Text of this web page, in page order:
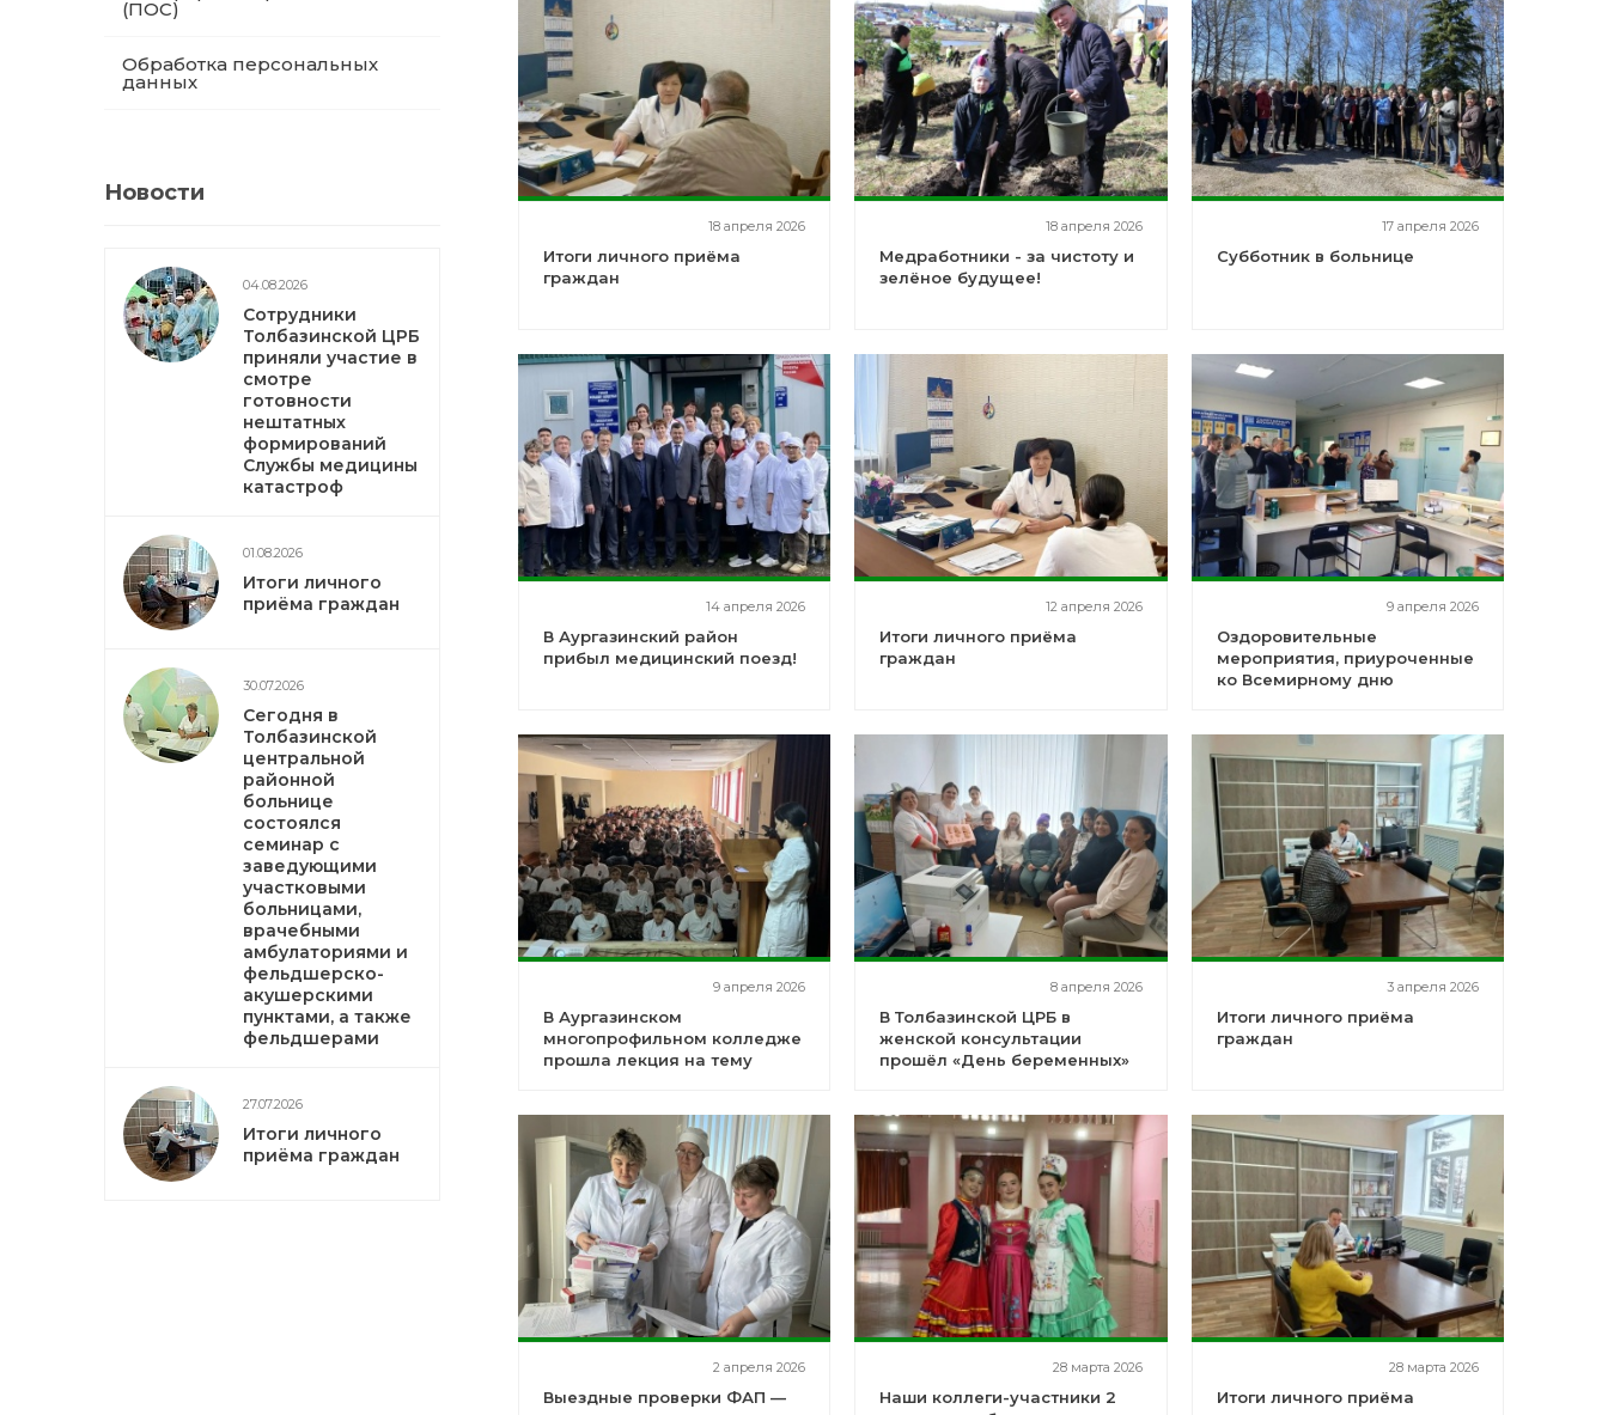
(ПОС)
Обработка персональных
данных
Новости
04.08.2026
Сотрудники
Толбазинской ЦРБ
приняли участие в
смотре
готовности
нештатных
формирований
Службы медицины
катастроф
01.08.2026
Итоги личного
приёма граждан
30.07.2026
Сегодня в
Толбазинской
центральной
районной
больнице
состоялся
семинар с
заведующими
участковыми
больницами,
врачебными
амбулаториями и
фельдшерско-
акушерскими
пунктами, а также
фельдшерами
27.07.2026
Итоги личного
приёма граждан
18 апреля 2026
Итоги личного приёма
граждан
18 апреля 2026
Медработники - за чистоту и
зелёное будущее!
17 апреля 2026
Субботник в больнице
14 апреля 2026
В Аургазинский район
прибыл медицинский поезд!
12 апреля 2026
Итоги личного приёма
граждан
9 апреля 2026
Оздоровительные
мероприятия, приуроченные
ко Всемирному дню
9 апреля 2026
В Аургазинском
многопрофильном колледже
прошла лекция на тему
8 апреля 2026
В Толбазинской ЦРБ в
женской консультации
прошёл «День беременных»
3 апреля 2026
Итоги личного приёма
граждан
2 апреля 2026
Выездные проверки ФАП —
28 марта 2026
Наши коллеги-участники 2
28 марта 2026
Итоги личного приёма